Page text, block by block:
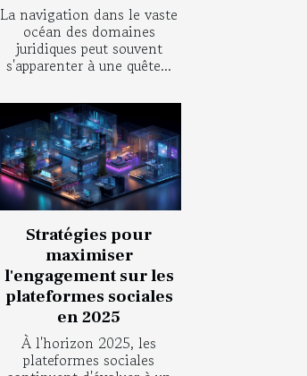
La navigation dans le vaste
océan des domaines
juridiques peut souvent
s'apparenter à une quête...
Stratégies pour
maximiser
l'engagement sur les
plateformes sociales
en 2025
À l'horizon 2025, les
plateformes sociales